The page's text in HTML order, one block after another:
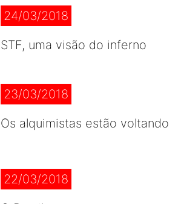
24/03/2018
STF, uma visão do inferno
23/03/2018
Os alquimistas estão voltando
22/03/2018